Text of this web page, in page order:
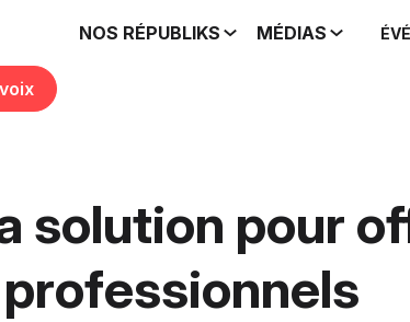
NOS RÉPUBLIKS MÉDIAS
solution pour